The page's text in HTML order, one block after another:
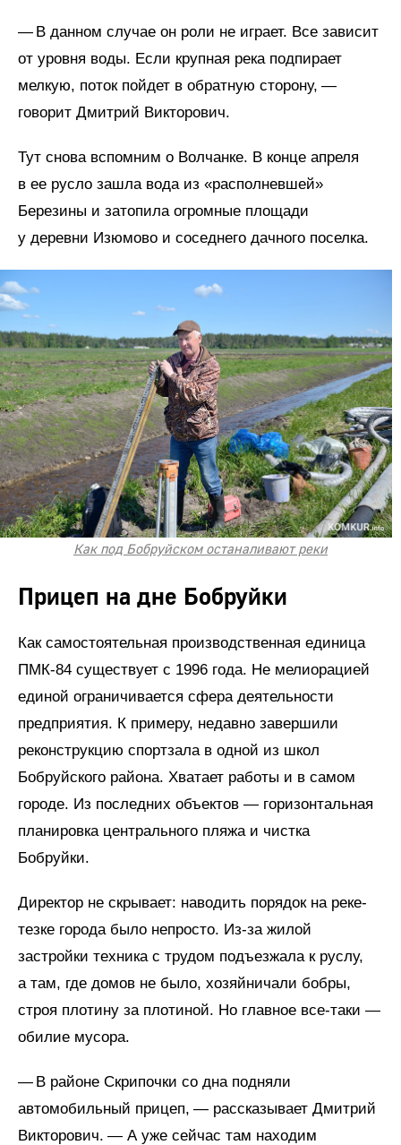
— В данном случае он роли не играет. Все зависит
от уровня воды. Если крупная река подпирает
мелкую, поток пойдет в обратную сторону, —
говорит Дмитрий Викторович.
Тут снова вспомним о Волчанке. В конце апреля
в ее русло зашла вода из «располневшей»
Березины и затопила огромные площади
у деревни Изюмово и соседнего дачного поселка.
Как под Бобруйском останаливают реки
Прицеп на дне Бобруйки
Как самостоятельная производственная единица
ПМК‑84 существует с 1996 года. Не мелиорацией
единой ограничивается сфера деятельности
предприятия. К примеру, недавно завершили
реконструкцию спортзала в одной из школ
Бобруйского района. Хватает работы и в самом
городе. Из последних объектов — горизонтальная
планировка центрального пляжа и чистка
Бобруйки.
Директор не скрывает: наводить порядок на реке-
тезке города было непросто. Из-за жилой
застройки техника с трудом подъезжала к руслу,
а там, где домов не было, хозяйничали бобры,
строя плотину за плотиной. Но главное все-таки —
обилие мусора.
— В районе Скрипочки со дна подняли
автомобильный прицеп, — рассказывает Дмитрий
Викторович. — А уже сейчас там находим